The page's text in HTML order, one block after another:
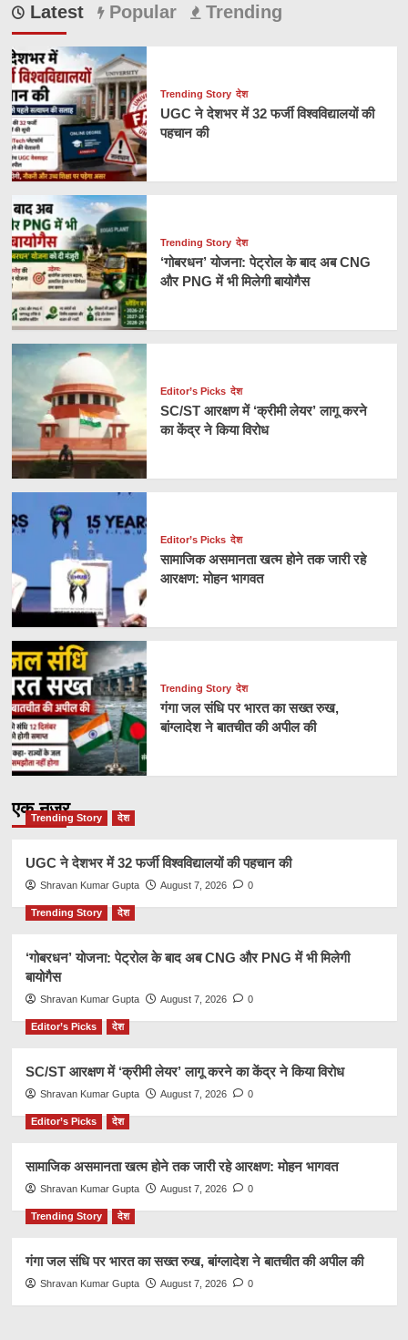
Latest Popular Trending
Trending Story देश
UGC ने देशभर में 32 फर्जी विश्वविद्यालयों की
पहचान की
Trending Story देश
‘गोबरधन’ योजना: पेट्रोल के बाद अब CNG
और PNG में भी मिलेगी बायोगैस
Editor’s Picks देश
SC/ST आरक्षण में ‘क्रीमी लेयर’ लागू करने
का केंद्र ने किया विरोध
Editor’s Picks देश
सामाजिक असमानता खत्म होने तक जारी रहे
आरक्षण: मोहन भागवत
Trending Story देश
गंगा जल संधि पर भारत का सख्त रुख,
बांग्लादेश ने बातचीत की अपील की
एक नज़र
Trending Story देश
UGC ने देशभर में 32 फर्जी विश्वविद्यालयों की पहचान की
Shravan Kumar Gupta August 7, 2026 0
Trending Story देश
‘गोबरधन’ योजना: पेट्रोल के बाद अब CNG और PNG में भी मिलेगी
बायोगैस
Shravan Kumar Gupta August 7, 2026 0
Editor’s Picks देश
SC/ST आरक्षण में ‘क्रीमी लेयर’ लागू करने का केंद्र ने किया विरोध
Shravan Kumar Gupta August 7, 2026 0
Editor’s Picks देश
सामाजिक असमानता खत्म होने तक जारी रहे आरक्षण: मोहन भागवत
Shravan Kumar Gupta August 7, 2026 0
Trending Story देश
गंगा जल संधि पर भारत का सख्त रुख, बांग्लादेश ने बातचीत की अपील की
Shravan Kumar Gupta August 7, 2026 0